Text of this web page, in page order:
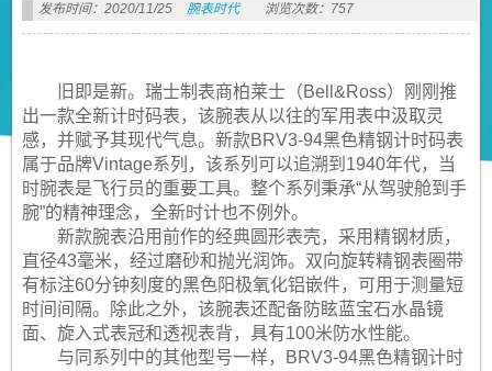
发布时间：2020/11/25 腕表时代 浏览次数：757
旧即是新。瑞士制表商柏莱士（Bell&Ross）刚刚推
出一款全新计时码表，该腕表从以往的军用表中汲取灵
感，并赋予其现代气息。新款BRV3-94黑色精钢计时码表
属于品牌Vintage系列，该系列可以追溯到1940年代，当
时腕表是飞行员的重要工具。整个系列秉承“从驾驶舱到手
腕”的精神理念，全新时计也不例外。
新款腕表沿用前作的经典圆形表壳，采用精钢材质，
直径43毫米，经过磨砂和抛光润饰。双向旋转精钢表圈带
有标注60分钟刻度的黑色阳极氧化铝嵌件，可用于测量短
时间间隔。除此之外，该腕表还配备防眩蓝宝石水晶镜
面、旋入式表冠和透视表背，具有100米防水性能。
与同系列中的其他型号一样，BRV3-94黑色精钢计时